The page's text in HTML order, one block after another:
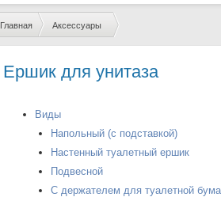
Главная Аксессуары
Ершик для унитаза
Виды
Напольный (с подставкой)
Настенный туалетный ершик
Подвесной
С держателем для туалетной